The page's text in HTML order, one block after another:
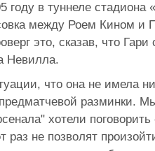
году в туннеле
между Роем Кином и
это, сказав, что
Невилла.
что она не имела
разминки.
хотели
раз не позволят